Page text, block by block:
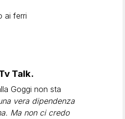
ai ferri
Talk.
Goggi non sta
vera dipendenza
Ma non ci credo